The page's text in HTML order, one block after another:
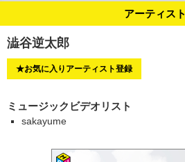
アーティスト
澁谷逆太郎
★お気に入りアーティスト登録
ミュージックビデオリスト
sakayume